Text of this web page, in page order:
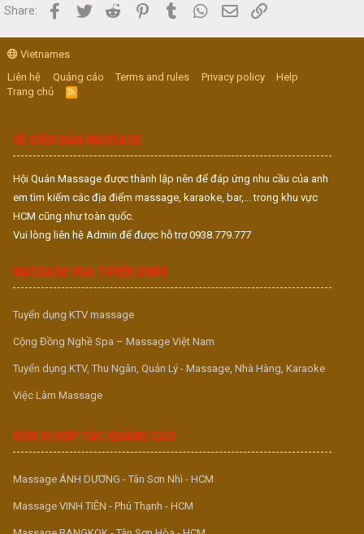
Share: Facebook
Twitter Reddit PinterestTumblr WhatsApp
Email
Vietnames
Liên hệ
Quảng cáo Terms and rules Privacy policy
Help
Trang chủ
R
S
VỀ DIỄN ĐÀN MASSAGE
Hội Quán Massage được thành lập nên để đáp ứng nhu cầu của anh
em tìm kiếm các địa điểm massage, karaoke, bar,... trong khu vực
HCM cũng như toàn quốc.
Vui lòng liên hệ Admin để được hỗ trợ 0938.779.777
MASSAGE VUA TUYỂN DỤNG
Tuyển dụng KTV massage
Cộng Đồng Nghề Spa – Massage Việt Nam
Tuyển dụng KTV, Thu Ngân, Quản Lý - Massage, Nhà Hàng, Karaoke
Việc Làm Massage
ĐƠN VỊ HỢP TÁC QUẢNG CÁO
Massage ÁNH DƯƠNG - Tân Sơn Nhì - HCM
Massage VINH TIÊN - Phú Thạnh - HCM